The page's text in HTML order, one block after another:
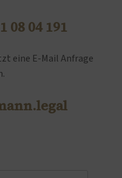
08 04 191
eine E-Mail Anfrage